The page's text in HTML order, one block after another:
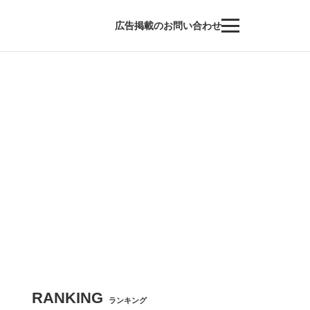
広告掲載のお問い合わせ
RANKING ランキング